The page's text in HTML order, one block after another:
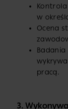
w
Ocena
Badania
pracą.
3.